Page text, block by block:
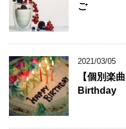
ご
2021/03/05
【個別楽
Birthday